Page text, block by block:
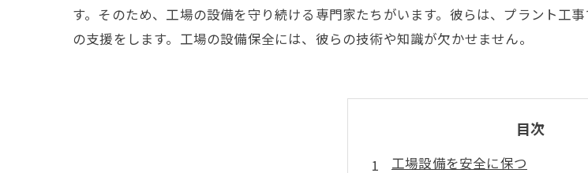
す。そのため、工場の設備を守り続ける専門家たちがいます。彼らは、プラント工
の支援をします。工場の設備保全には、彼らの技術や知識が欠かせません。
目次
工場設備を安全に保つ